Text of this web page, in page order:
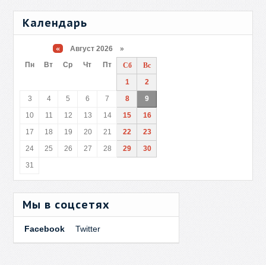
Календарь
« Август 2026 »
Пн
Вт Ср Чт Пт Сб
Вс
1
2
3
4 5 6 7 8
9
10
11 12 13 14 15
16
17
18 19 20 21 22
23
24
25 26 27 28 29
30
31
Мы в соцсетях
Facebook Twitter